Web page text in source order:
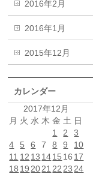
2016年2月
2016年1月
2015年12月
カレンダー
2017年12月
月 火 水 木 金 土 日
1
2
3
4
5 6 7 8 9
10
11 12 13 1415 16 17
18 19 2021 22 23 24